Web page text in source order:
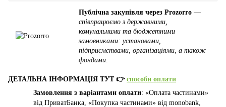
Публічна закупівля через Prozorro —
співпрацюємо з державними,
комунальними та бюджетними
замовниками: установами,
підприємствами, організаціями, а також
фондами
ДЕТАЛЬНА ІНФОРМАЦІЯ ТУТ 👉 способи оплати
Замовлення з варіантами оплати: «Оплата частинами»
від ПриватБанка, «Покупка частинами» від monobank,